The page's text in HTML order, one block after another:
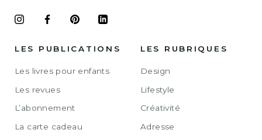
LES PUBLICATIONS
Les livres pour enfants
Les revues
L’abonnement
La carte cadeau
LES RUBRIQUES
Design
Lifestyle
Créativité
Adresse